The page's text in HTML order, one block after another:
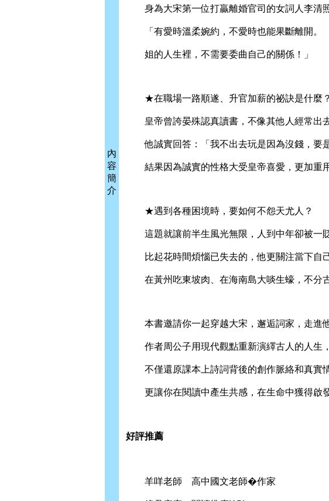
內
容
簡
介
身為大宋第一位打贏離婚官司的女詞人李清照
「有愛時溫柔婉約，不愛時也能果斷離開。
姐的人生裡，不需要委曲自己的關係！」
★在職場一路順遂、升官加薪的祕訣是什麼？
皇帝曾誇晏殊認真讀書，不像其他人經常出去
他誠實回答：「我不出去玩是因為沒錢，要是
結果因為誠實的性格大受皇帝喜愛，更加重用
★遇到各種困境時，要如何不怨天尤人？
這題就讓前半生風光無限，人到中年卻被一貶
比起花時間煩惱已失去的，他更關注當下自己
在黃州吃東坡肉、在海南島大啖生蠔，不分古
本書邀請你一起穿越大宋，邂逅詞家，走進他
作者周公子用現代觀點重新演繹古人的人生，
不僅還原課本上詩詞背後的創作脈絡和真實情
更讓你在閱讀中產生共感，在生命中獲得啟發
好評推薦
羊咩老師 高中國文老師�作家